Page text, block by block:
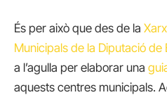
És per això que des de la
Municipals de la Diputació de
a l’agulla per elaborar una
aquests centres municipals.